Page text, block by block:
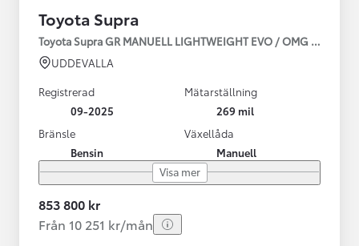
Toyota Supra
Toyota Supra GR MANUELL LIGHTWEIGHT EVO / OMG LEV!
UDDEVALLA
Registrerad
09-2025
Mätarställning
269 mil
Bränsle
Bensin
Växellåda
Manuell
Visa mer
853 800 kr
Från 10 251 kr/mån